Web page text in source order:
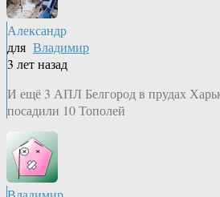
Александр
для Владимир
3 лет назад
И ещё 3 АПЛ Белгород в прудах
посадили 10 Тополей